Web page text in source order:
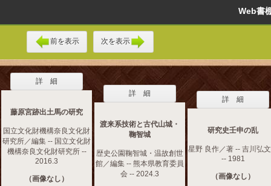
Web
前を表示 次を表示
詳 細
藤原宮跡出土馬の研究
国立文化財機構奈良文化財
研究所／編集 -- 国立文化財
機構奈良文化財研究所 --
2016.3
（画像なし）
詳 細
渡来系技術と古代山城・
鞠智城
歴史公園鞠智城・温故創世
館／編集 -- 熊本県教育委員
会 -- 2024.3
詳 細
研究史壬申の乱
星野 良作／著 -- 吉川弘
-- 1981
（画像なし）